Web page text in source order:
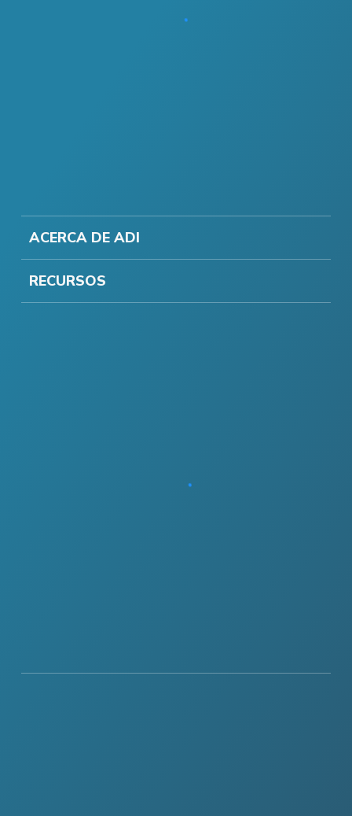
ACERCA DE ADI
RECURSOS